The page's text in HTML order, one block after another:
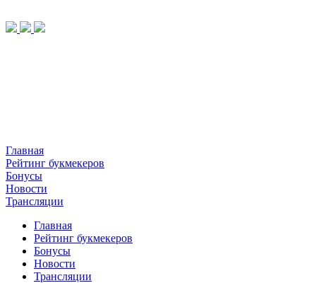
Главная
Рейтинг букмекеров
Бонусы
Новости
Трансляции
Главная
Рейтинг букмекеров
Бонусы
Новости
Трансляции